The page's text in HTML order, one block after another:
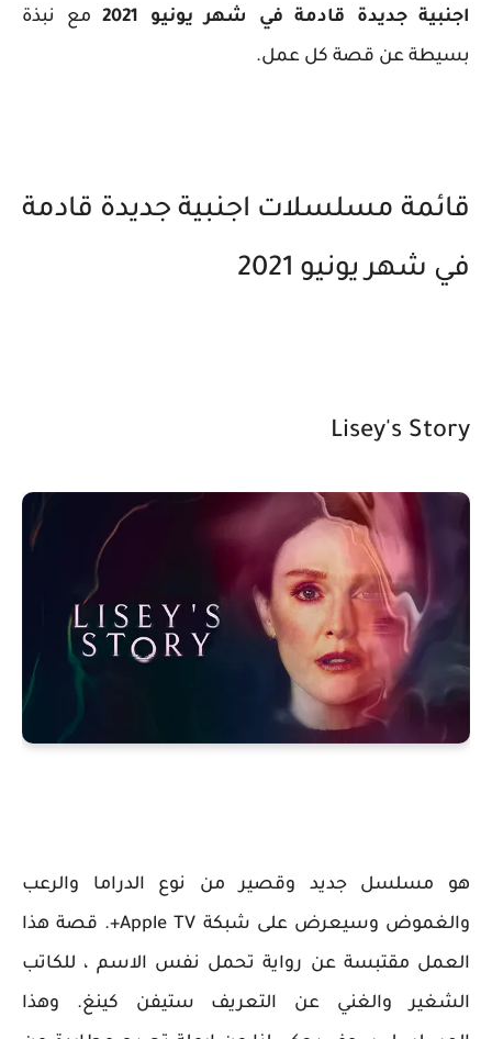
اجنبية جديدة قادمة في شهر يونيو 2021
مع نبذة
بسيطة عن قصة كل عمل.
قائمة مسلسلات اجنبية جديدة قادمة
في شهر يونيو 2021
Lisey's Story
هو مسلسل جديد وقصير من نوع الدراما والرعب
والغموض وسيعرض على شبكة Apple TV+. قصة هذا
العمل مقتبسة عن رواية تحمل نفس الاسم ، للكاتب
الشغير والغني عن التعريف ستيفن كينغ. وهذا